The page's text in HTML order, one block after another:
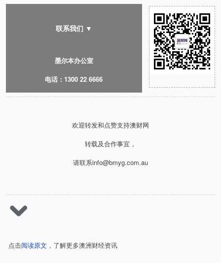
联系我们 ▼
墨尔本办公室
电话：1300 22 6666
欢迎转发和点赞支持澳财网
转载及合作事宜，
请联系info@bmyg.com.au
点击阅读原文 ，了解更多澳洲财经资讯